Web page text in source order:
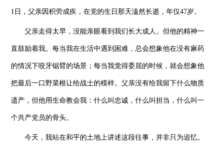
1日，父亲因积劳成疾，在党的生日那天溘然长逝，年仅47岁。
父亲走得太早，没能亲眼看到我们长大成人。但他的精神一
直鼓励着我。每当我在生活中遇到困难，总会想象他在没有麻药
的情况下咬牙锯臂的场景；每当我觉得委屈的时候，就会想象他
把最后一口野菜根让给战士的模样。父亲没有给我留下什么物质
遗产，但他用生命教会我：什么叫忠诚，什么叫担当，什么叫一
个共产党员的骨头。
今天，我站在和平的土地上讲述这段往事，并非只为追忆。